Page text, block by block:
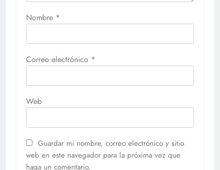
Nombre *
Correo electrónico *
Web
Guardar mi nombre, correo electrónico y sitio
web en este navegador para la próxima vez que
haga un comentario.